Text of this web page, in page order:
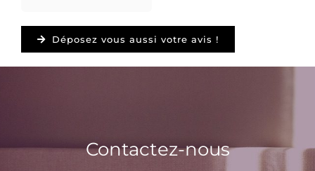
Déposez vous aussi votre avis !
Contactez-nous